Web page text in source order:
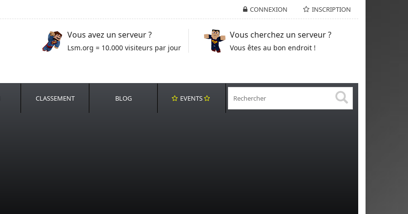
CONNEXION INSCRIPTION
Vous avez un serveur ?
Lsm.org = 10.000 visiteurs par jour
Vous cherchez un serveur ?
Vous êtes au bon endroit !
CLASSEMENT BLOG EVENTS